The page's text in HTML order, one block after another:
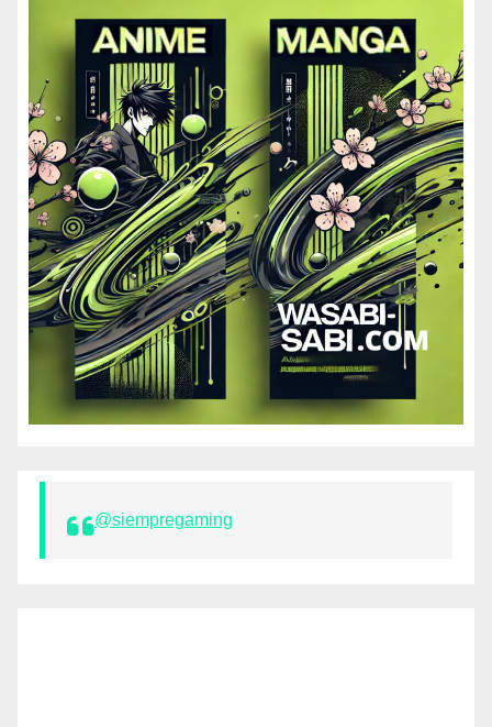
@siempregaming